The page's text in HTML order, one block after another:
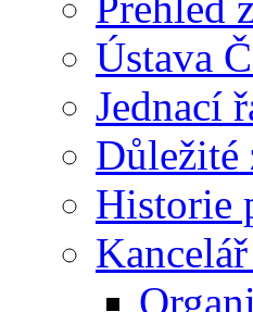
Ústava
Jednací
Důležité
Historie